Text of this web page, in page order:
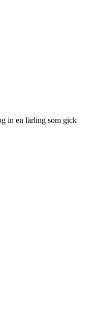
in en lärling som gick